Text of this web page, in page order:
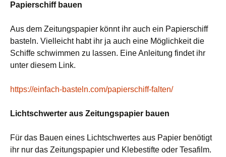
Papierschiff bauen
Aus dem Zeitungspapier könnt ihr auch ein Papierschiff
basteln. Vielleicht habt ihr ja auch eine Möglichkeit die
Schiffe schwimmen zu lassen. Eine Anleitung findet ihr
unter diesem Link.
https://einfach-basteln.com/papierschiff-falten/
Lichtschwerter aus Zeitungspapier bauen
Für das Bauen eines Lichtschwertes aus Papier benötigt
ihr nur das Zeitungspapier und Klebestifte oder Tesafilm.